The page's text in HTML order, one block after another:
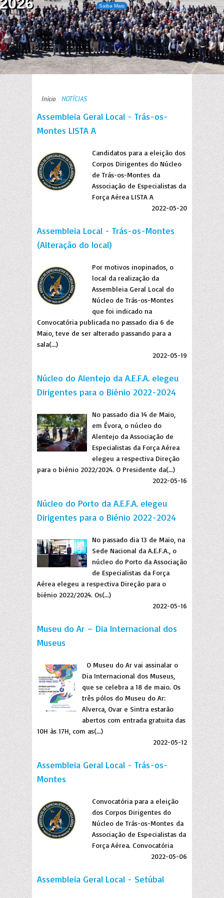
Saiba Mais
Início NOTÍCIAS
Assembleia Geral Local - Trás-os-
Montes LISTA A
Candidatos para a eleição dos
Corpos Dirigentes do Núcleo
de Trás-os-Montes da
Associação de Especialistas da
Força Aérea LISTA A
2022-05-20
Assembleia Local - Trás-os-Montes
(Alteração do local)
Por motivos inopinados, o
local da realização da
Assembleia Geral Local do
Núcleo de Trás-os-Montes
que foi indicado na
Convocatória publicada no passado dia 6 de
Maio, teve de ser alterado passando para a
sala(...)
2022-05-19
Núcleo do Alentejo da A.E.F.A. elegeu
Dirigentes para o Biénio 2022-2024
No passado dia 14 de Maio,
em Évora, o núcleo do
Alentejo da Associação de
Especialistas da Força Aérea
elegeu a respectiva Direção
para o biénio 2022/2024. O Presidente da(...)
2022-05-16
Núcleo do Porto da A.E.F.A. elegeu
Dirigentes para o Biénio 2022-2024
No passado dia 13 de Maio, na
Sede Nacional da A.E.F.A., o
núcleo do Porto da Associação
de Especialistas da Força
Aérea elegeu a respectiva Direção para o
biénio 2022/2024. Os(...)
2022-05-16
Museu do Ar – Dia Internacional dos
Museus
O Museu do Ar vai assinalar o
Dia Internacional dos Museus,
que se celebra a 18 de maio. Os
três pólos do Museu do Ar:
Alverca, Ovar e Sintra estarão
abertos com entrada gratuita das
10H às 17H, com as(...)
2022-05-12
Assembleia Geral Local - Trás-os-
Montes
Convocatória para a eleição
dos Corpos Dirigentes do
Núcleo de Trás-os-Montes da
Associação de Especialistas da
Força Aérea. Convocatória
2022-05-06
Assembleia Geral Local - Setúbal